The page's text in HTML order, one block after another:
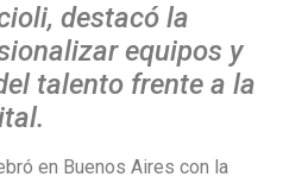
destacó la
equipos y
talento frente a la
en Buenos Aires con la